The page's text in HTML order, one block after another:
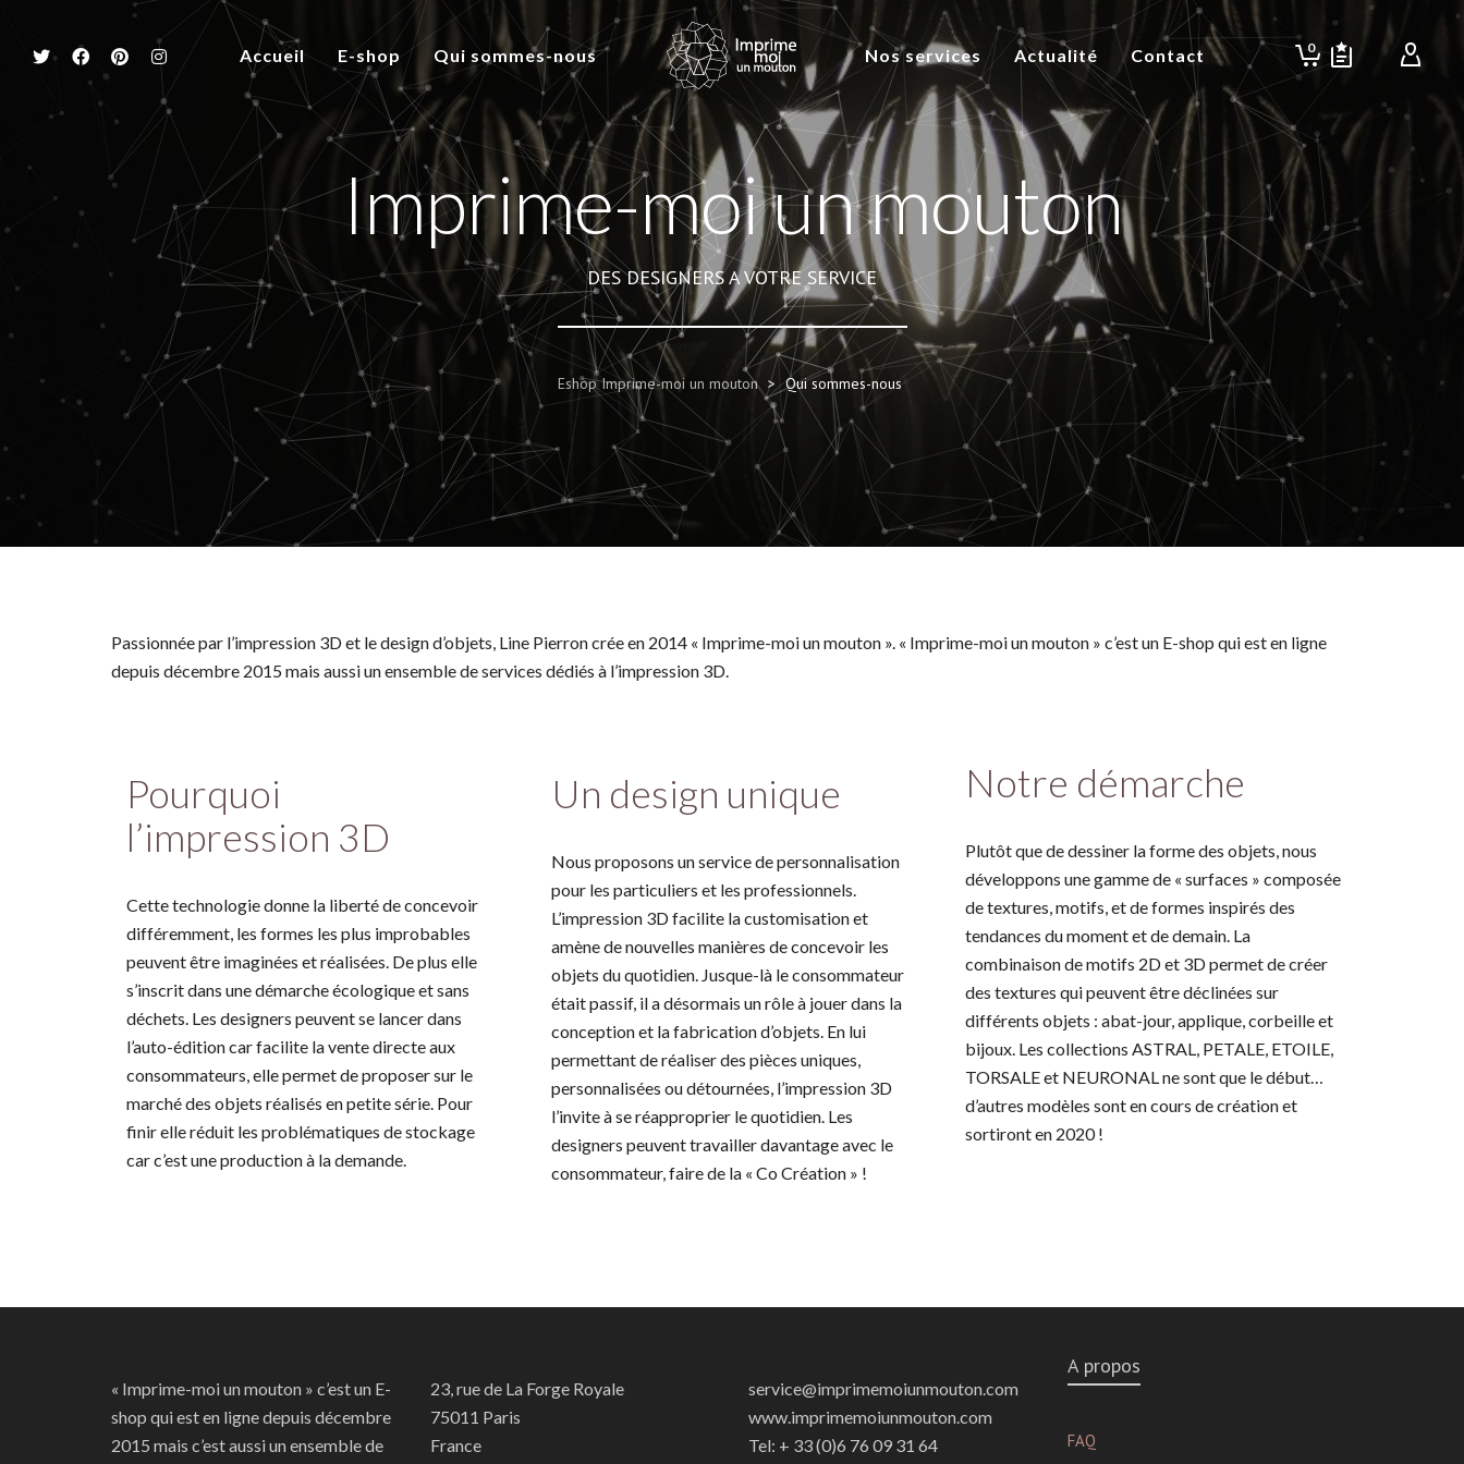
Accueil E-shop Qui sommes-nous Nos services Actualité Contact 0
Imprime-moi un mouton
DES DESIGNERS A VOTRE SERVICE
Eshop Imprime-moi un mouton > Qui sommes-nous
Passionnée par l’impression 3D et le design d’objets, Line Pierron crée en 2014 « Imprime-moi un mouton ». « Imprime-moi un mouton » c’est un E-shop qui est en ligne
depuis décembre 2015 mais aussi un ensemble de services dédiés à l’impression 3D.
Pourquoi
l’impression 3D
Cette technologie donne la liberté de concevoir
différemment, les formes les plus improbables
peuvent être imaginées et réalisées. De plus elle
s’inscrit dans une démarche écologique et sans
déchets. Les designers peuvent se lancer dans
l’auto-édition car facilite la vente directe aux
consommateurs, elle permet de proposer sur le
marché des objets réalisés en petite série. Pour
finir elle réduit les problématiques de stockage
car c’est une production à la demande.
Un design unique
Nous proposons un service de personnalisation
pour les particuliers et les professionnels.
L’impression 3D facilite la customisation et
amène de nouvelles manières de concevoir les
objets du quotidien. Jusque-là le consommateur
était passif, il a désormais un rôle à jouer dans la
conception et la fabrication d’objets. En lui
permettant de réaliser des pièces uniques,
personnalisées ou détournées, l’impression 3D
l’invite à se réapproprier le quotidien. Les
designers peuvent travailler davantage avec le
consommateur, faire de la « Co Création » !
Notre démarche
Plutôt que de dessiner la forme des objets, nous
développons une gamme de « surfaces » composée
de textures, motifs, et de formes inspirés des
tendances du moment et de demain. La
combinaison de motifs 2D et 3D permet de créer
des textures qui peuvent être déclinées sur
différents objets : abat-jour, applique, corbeille et
bijoux. Les collections ASTRAL, PETALE, ETOILE,
TORSALE et NEURONAL ne sont que le début…
d’autres modèles sont en cours de création et
sortiront en 2020 !
« Imprime-moi un mouton » c’est un E-
shop qui est en ligne depuis décembre
2015 mais c’est aussi un ensemble de
23, rue de La Forge Royale
75011 Paris
France
service@imprimemoiunmouton.com
www.imprimemoiunmouton.com
Tel: + 33 (0)6 76 09 31 64
A propos
FAQ